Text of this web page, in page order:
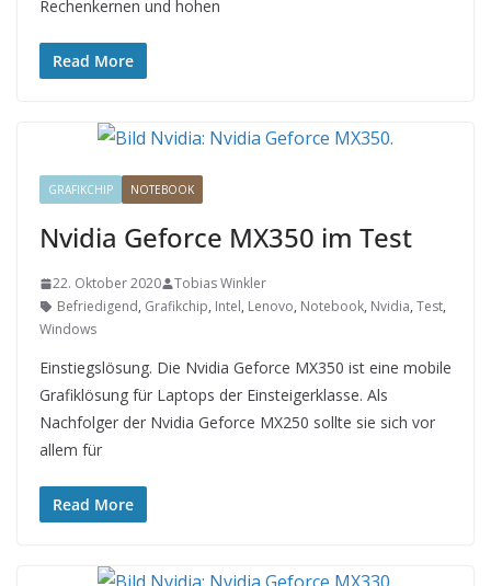
Rechenkernen und hohen
Read More
GRAFIKCHIP NOTEBOOK
Nvidia Geforce MX350 im Test
22. Oktober 2020
Tobias Winkler
Befriedigend, Grafikchip, Intel, Lenovo, Notebook, Nvidia, Test,
Windows
Einstiegslösung. Die Nvidia Geforce MX350 ist eine mobile
Grafiklösung für Laptops der Einsteigerklasse. Als
Nachfolger der Nvidia Geforce MX250 sollte sie sich vor
allem für
Read More